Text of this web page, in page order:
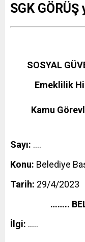
SGK GÖRÜŞ
SOSYAL
Emeklilik
Kamu
Sayı: ….
Konu: Belediye
Tarih: 29/4/2023
……..
İlgi: …..